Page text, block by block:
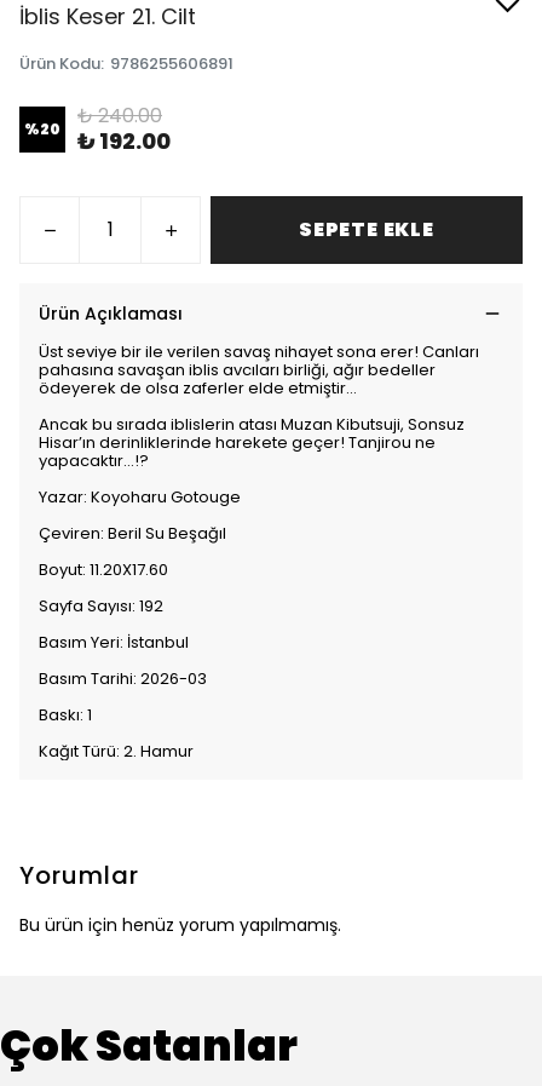
İblis Keser 21. Cilt
Ürün Kodu: 9786255606891
%20 ₺ 240.00
₺ 192.00
SEPETE EKLE
Ürün Açıklaması
Üst seviye bir ile verilen savaş nihayet sona erer! Canları
pahasına savaşan iblis avcıları birliği, ağır bedeller
ödeyerek de olsa zaferler elde etmiştir…
Ancak bu sırada iblislerin atası Muzan Kibutsuji, Sonsuz
Hisar’ın derinliklerinde harekete geçer! Tanjirou ne
yapacaktır…!?
Yazar: Koyoharu Gotouge
Çeviren: Beril Su Beşağıl
Boyut: 11.20X17.60
Sayfa Sayısı: 192
Basım Yeri: İstanbul
Basım Tarihi: 2026-03
Baskı: 1
Kağıt Türü: 2. Hamur
Yorumlar
Bu ürün için henüz yorum yapılmamış.
Çok Satanlar